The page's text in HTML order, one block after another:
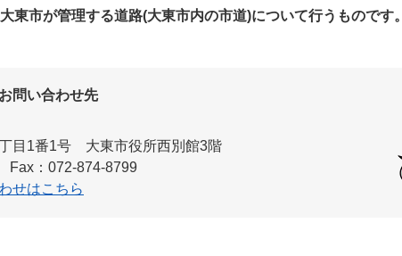
東市が管理する道路(大東市内の市道)について行うものです。
問い合わせ先
目1番1号 大東市役所西別館3階
Fax：072-874-8799
せはこちら